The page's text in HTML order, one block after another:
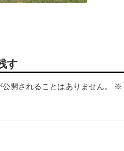
す
開されることはありません。 ※